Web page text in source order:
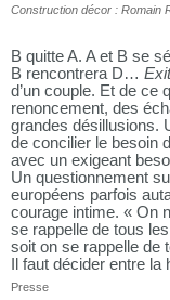
Construction décor : Romain
B quitte A. A et B se
B rencontrera D… Exit
d’un couple. Et de ce
renoncement, des
grandes désillusions.
de concilier le besoin
avec un exigeant
Un questionnement
européens parfois
courage intime. « On
se rappelle de tous
soit on se rappelle de
Il faut décider entre
Presse